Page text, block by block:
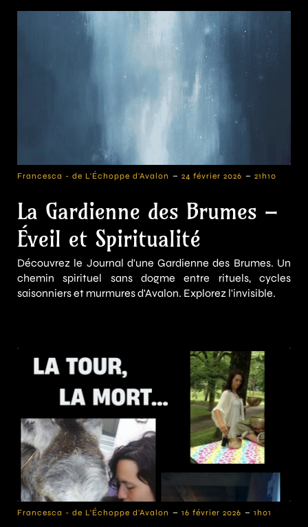
Francesca - de L'Échoppe d'Avalon - 24 février 2026 - 21h10
La Gardienne des Brumes –
Éveil et Spiritualité
Découvrez le Journal d'une Gardienne des Brumes. Un
chemin spirituel sans dogme entre rituels, cycles
saisonniers et murmures d'Avalon. Explorez l'invisible.
Francesca - de L'Échoppe d'Avalon - 16 février 2026 - 1h01